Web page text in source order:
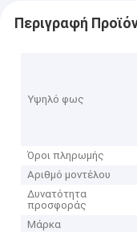
Περιγραφή
Υψηλό φως
Όροι πληρωμής
Αριθμό μοντέλου
Δυνατότητα
προσφοράς
Μάρκα